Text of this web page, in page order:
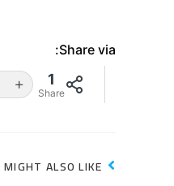
Share via:
1
Share
MIGHT ALSO LIKE